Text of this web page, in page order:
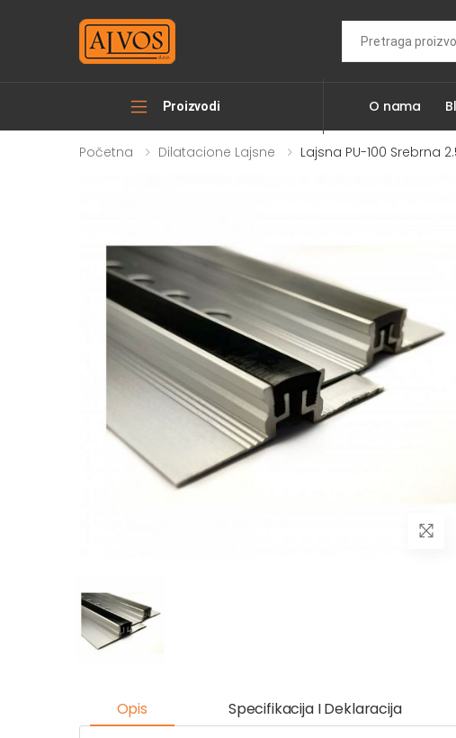
Proizvodi O nama
Početna Dilatacione Lajsne Lajsna PU-100 Srebrna
Opis Specifikacija I Deklaracija